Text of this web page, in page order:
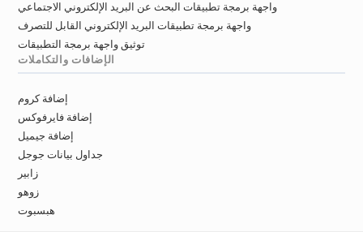
واجهة برمجة تطبيقات البحث عن البريد الإلكتروني الاجتماعي
واجهة برمجة تطبيقات البريد الإلكتروني القابل للتصرف
توثيق واجهة برمجة التطبيقات
الإضافات والتكاملات
إضافة كروم
إضافة فايرفوكس
إضافة جيميل
جداول بيانات جوجل
زابير
زوهو
هبسبوت